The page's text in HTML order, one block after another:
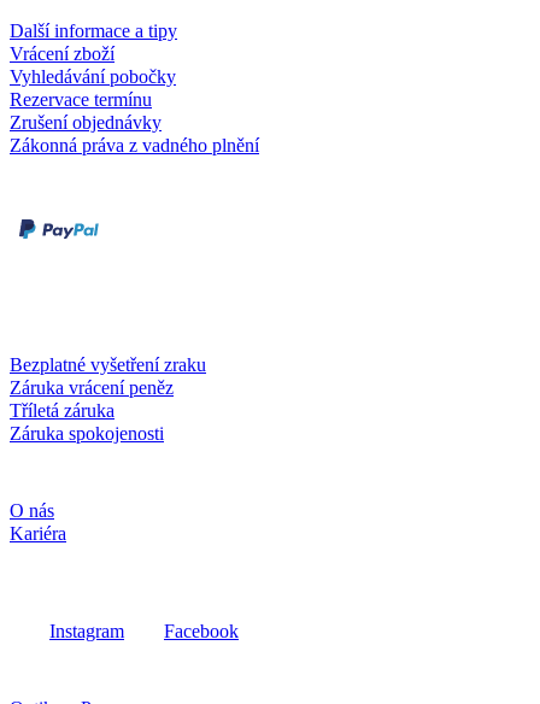
Další informace a tipy
Vrácení zboží
Vyhledávání pobočky
Rezervace termínu
Zrušení objednávky
Zákonná práva z vadného plnění
Bezplatné vyšetření zraku
Záruka vrácení peněz
Tříletá záruka
Záruka spokojenosti
O nás
Kariéra
Instagram Facebook